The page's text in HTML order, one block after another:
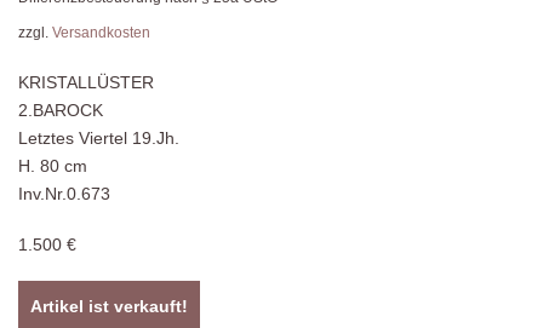
zzgl. Versandkosten
KRISTALLÜSTER
2.BAROCK
Letztes Viertel 19.Jh.
H. 80 cm
Inv.Nr.0.673
1.500 €
Artikel ist verkauft!